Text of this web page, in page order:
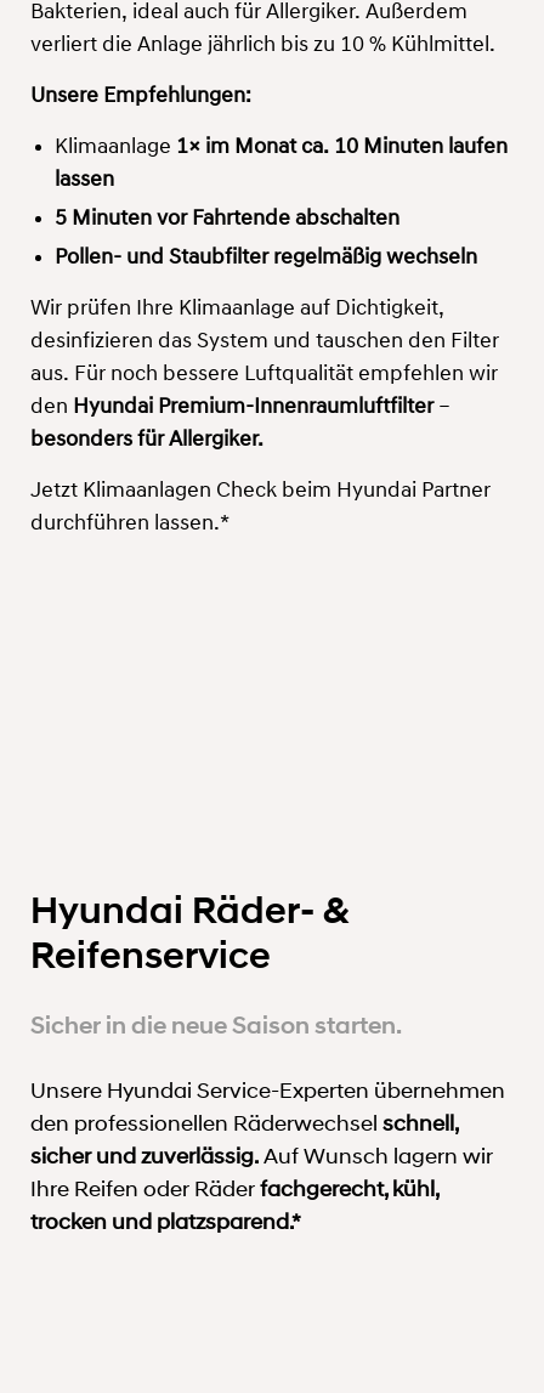
Bakterien, ideal auch für Allergiker. Außerdem
verliert die Anlage jährlich bis zu 10 % Kühlmittel.
Unsere Empfehlungen:
Klimaanlage 1× im Monat ca. 10 Minuten laufen
lassen
5 Minuten vor Fahrtende abschalten
Pollen- und Staubfilter regelmäßig wechseln
Wir prüfen Ihre Klimaanlage auf Dichtigkeit,
desinfizieren das System und tauschen den Filter
aus. Für noch bessere Luftqualität empfehlen wir
den Hyundai Premium-Innenraumluftfilter–
besonders für Allergiker.
Jetzt Klimaanlagen Check beim Hyundai Partner
durchführen lassen.*
Hyundai Räder- &
Reifenservice
Sicher in die neue Saison starten.
Unsere Hyundai Service-Experten übernehmen
den professionellen Räderwechsel schnell,
sicher und zuverlässig.Auf Wunsch lagern wir
Ihre Reifen oder Räderfachgerecht, kühl,
trocken und platzsparend.*